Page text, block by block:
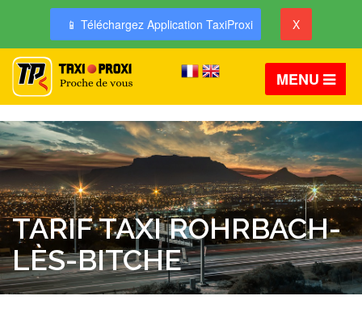
📱 Téléchargez Application TaxiProxi X
MENU
TARIF TAXI ROHRBACH-
LÈS-BITCHE